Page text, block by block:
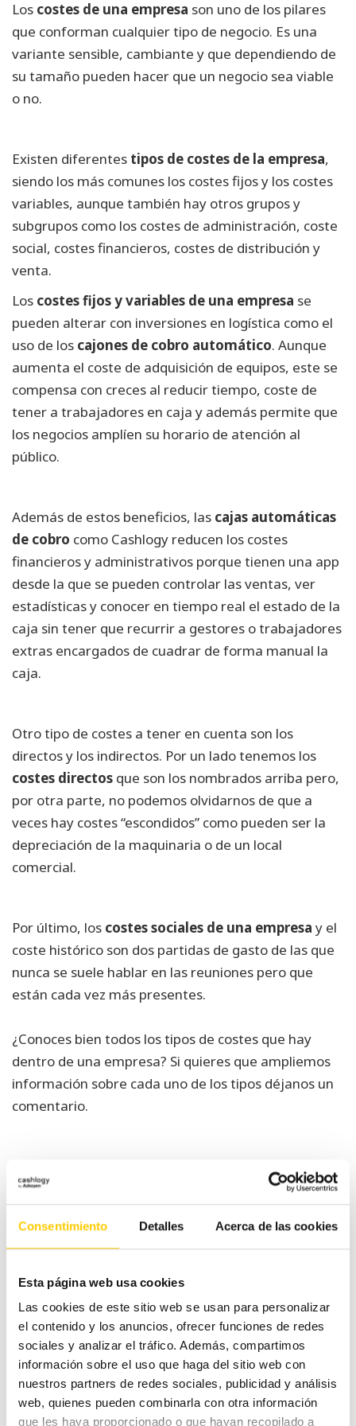
Consentimiento Detalles Acerca de las cookies
Esta página web usa cookies
Las cookies de este sitio web se usan para personalizar
el contenido y los anuncios, ofrecer funciones de redes
sociales y analizar el tráfico. Además, compartimos
información sobre el uso que haga del sitio web con
nuestros partners de redes sociales, publicidad y análisis
web, quienes pueden combinarla con otra información
que les haya proporcionado o que hayan recopilado a
Los costes de una empresa son uno de los pilares
que conforman cualquier tipo de negocio. Es una
variante sensible, cambiante y que dependiendo de
su tamaño pueden hacer que un negocio sea viable
o no.
Existen diferentes tipos de costes de la empresa,
siendo los más comunes los costes fijos y los costes
variables, aunque también hay otros grupos y
subgrupos como los costes de administración, coste
social, costes financieros, costes de distribución y
venta.
Los costes fijos y variables de una empresa se
pueden alterar con inversiones en logística como el
uso de los cajones de cobro automático. Aunque
aumenta el coste de adquisición de equipos, este se
compensa con creces al reducir tiempo, coste de
tener a trabajadores en caja y además permite que
los negocios amplíen su horario de atención al
público.
Además de estos beneficios, las cajas automáticas
de cobro como Cashlogy reducen los costes
financieros y administrativos porque tienen una app
desde la que se pueden controlar las ventas, ver
estadísticas y conocer en tiempo real el estado de la
caja sin tener que recurrir a gestores o trabajadores
extras encargados de cuadrar de forma manual la
caja.
Otro tipo de costes a tener en cuenta son los
directos y los indirectos. Por un lado tenemos los
costes directos que son los nombrados arriba pero,
por otra parte, no podemos olvidarnos de que a
veces hay costes “escondidos” como pueden ser la
depreciación de la maquinaria o de un local
comercial.
Por último, los costes sociales de una empresa y el
coste histórico son dos partidas de gasto de las que
nunca se suele hablar en las reuniones pero que
están cada vez más presentes.
¿Conoces bien todos los tipos de costes que hay
dentro de una empresa? Si quieres que ampliemos
información sobre cada uno de los tipos déjanos un
comentario.
Navegación
de
entradas
estrategia y ventajas
retail que no puedes
desaprovechar
Categorías
#CashlogyContigo